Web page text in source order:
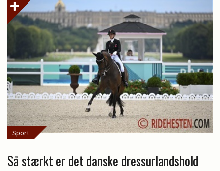
Sport
Så stærkt er det danske dressurlandshold